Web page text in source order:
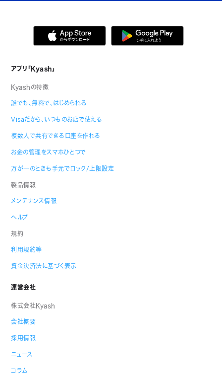
アプリ「Kyash」
Kyashの特徴
誰でも、無料で、はじめられる
Visaだから、いつものお店で使える
複数人で共有できる口座を作れる
お金の管理をスマホひとつで
万が一のときも手元でロック/上限設定
製品情報
メンテナンス情報
ヘルプ
規約
利用規約等
資金決済法に基づく表示
運営会社
株式会社Kyash
会社概要
採用情報
ニュース
コラム